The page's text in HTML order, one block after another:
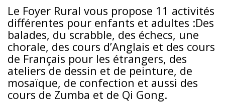
Le Foyer Rural vous propose 11 activités
différentes pour enfants et adultes :Des
balades, du scrabble, des échecs, une
chorale, des cours d’Anglais et des cours
de Français pour les étrangers, des
ateliers de dessin et de peinture, de
mosaïque, de confection et aussi des
cours de Zumba et de Qi Gong.